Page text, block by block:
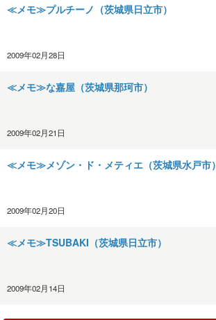
≪メモ≫プルチーノ（茨城県日立市）
2009年02月28日
≪メモ≫な嘉屋（茨城県那珂市）
2009年02月21日
≪メモ≫メゾン・ド・メティエ（茨城県水戸市）
2009年02月20日
≪メモ≫TSUBAKI（茨城県日立市）
2009年02月14日